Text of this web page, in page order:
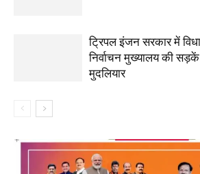
ट्रिपल इंजन सरकार में
निर्वाचन मुख्यालय की
मुदलियार